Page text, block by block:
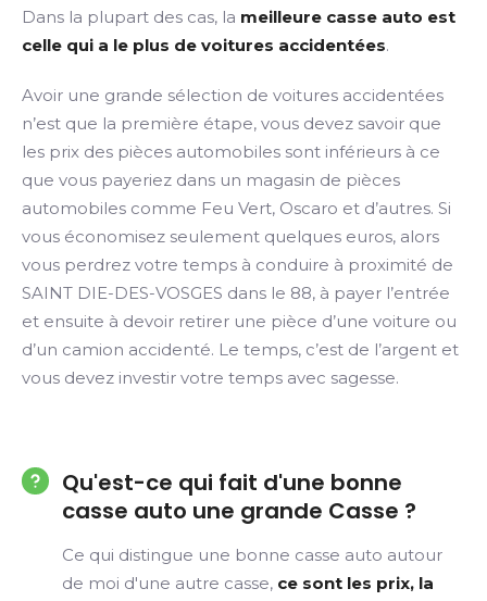
Dans la plupart des cas, la meilleure casse auto est
celle qui a le plus de voitures accidentées.
Avoir une grande sélection de voitures accidentées
n’est que la première étape, vous devez savoir que
les prix des pièces automobiles sont inférieurs à ce
que vous payeriez dans un magasin de pièces
automobiles comme Feu Vert, Oscaro et d’autres. Si
vous économisez seulement quelques euros, alors
vous perdrez votre temps à conduire à proximité de
SAINT DIE-DES-VOSGES dans le 88, à payer l’entrée
et ensuite à devoir retirer une pièce d’une voiture ou
d’un camion accidenté. Le temps, c’est de l’argent et
vous devez investir votre temps avec sagesse.
Qu'est-ce qui fait d'une bonne
casse auto une grande Casse ?
Ce qui distingue une bonne casse auto autour
de moi d'une autre casse, ce sont les prix, la